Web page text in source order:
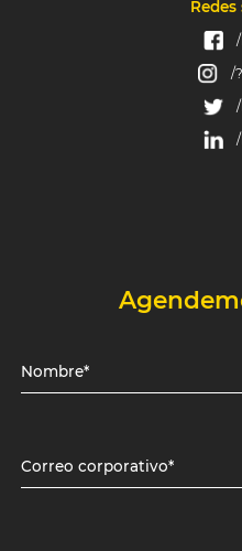
Redes
/
Nombre*
Correo corporativo*